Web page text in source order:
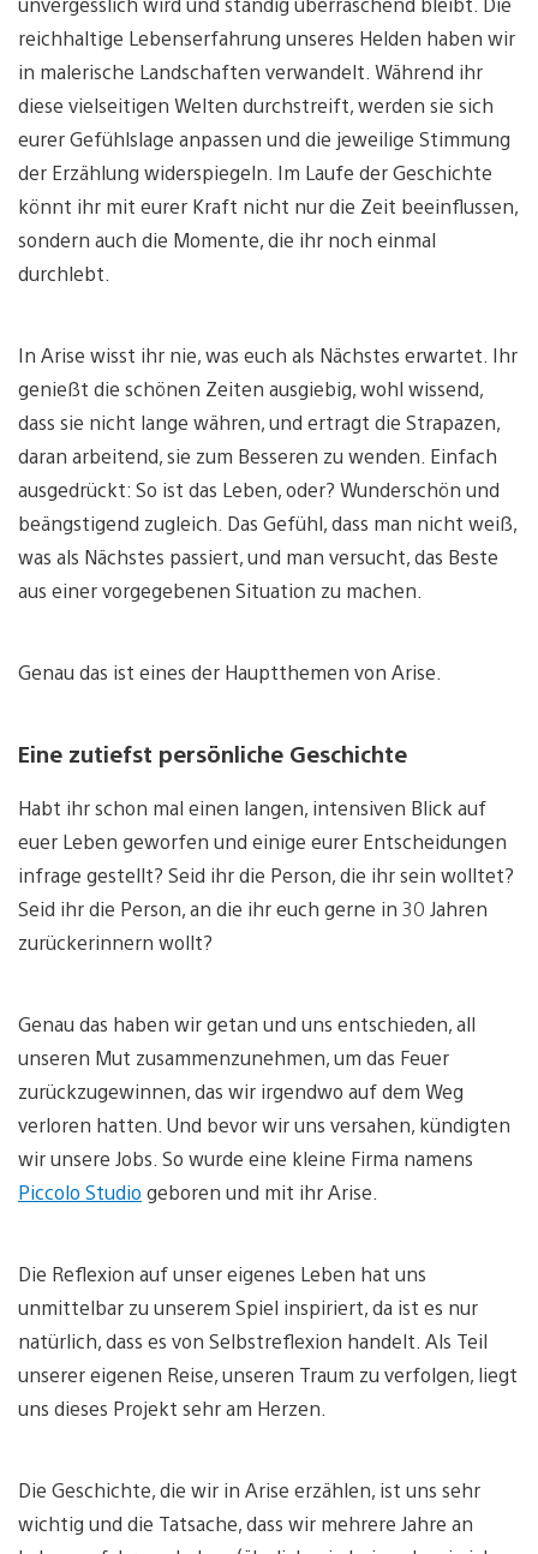
reichhaltige Lebenserfahrung unseres Helden haben wir
in malerische Landschaften verwandelt. Während ihr
diese vielseitigen Welten durchstreift, werden sie sich
eurer Gefühlslage anpassen und die jeweilige Stimmung
der Erzählung widerspiegeln. Im Laufe der Geschichte
könnt ihr mit eurer Kraft nicht nur die Zeit beeinflussen,
sondern auch die Momente, die ihr noch einmal
durchlebt.
In Arise wisst ihr nie, was euch als Nächstes erwartet. Ihr
genießt die schönen Zeiten ausgiebig, wohl wissend,
dass sie nicht lange währen, und ertragt die Strapazen,
daran arbeitend, sie zum Besseren zu wenden. Einfach
ausgedrückt: So ist das Leben, oder? Wunderschön und
beängstigend zugleich. Das Gefühl, dass man nicht weiß,
was als Nächstes passiert, und man versucht, das Beste
aus einer vorgegebenen Situation zu machen.
Genau das ist eines der Hauptthemen von Arise.
Eine zutiefst persönliche Geschichte
Habt ihr schon mal einen langen, intensiven Blick auf
euer Leben geworfen und einige eurer Entscheidungen
infrage gestellt? Seid ihr die Person, die ihr sein wolltet?
Seid ihr die Person, an die ihr euch gerne in 30 Jahren
zurückerinnern wollt?
Genau das haben wir getan und uns entschieden, all
unseren Mut zusammenzunehmen, um das Feuer
zurückzugewinnen, das wir irgendwo auf dem Weg
verloren hatten. Und bevor wir uns versahen, kündigten
wir unsere Jobs. So wurde eine kleine Firma namens
Piccolo Studio geboren und mit ihr Arise.
Die Reflexion auf unser eigenes Leben hat uns
unmittelbar zu unserem Spiel inspiriert, da ist es nur
natürlich, dass es von Selbstreflexion handelt. Als Teil
unserer eigenen Reise, unseren Traum zu verfolgen, liegt
uns dieses Projekt sehr am Herzen.
Die Geschichte, die wir in Arise erzählen, ist uns sehr
wichtig und die Tatsache, dass wir mehrere Jahre an